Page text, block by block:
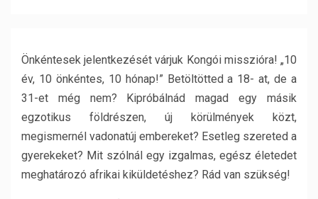
Önkéntesek jelentkezését várjuk Kongói misszióra! „10
év, 10 önkéntes, 10 hónap!” Betöltötted a 18- at, de a
31-et még nem? Kipróbálnád magad egy másik
egzotikus földrészen, új körülmények közt,
megismernél vadonatúj embereket? Esetleg szereted a
gyerekeket? Mit szólnál egy izgalmas, egész életedet
meghatározó afrikai kiküldetéshez? Rád van szükség!